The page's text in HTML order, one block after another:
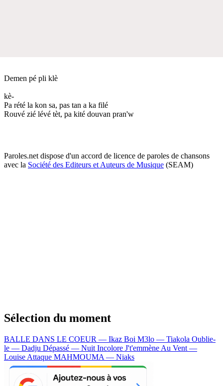
Demen pé pli klè
kè-
Pa rété la kon sa, pas tan a ka filé
Rouvé zié lévé tèt, pa kité douvan pran'w
Paroles.net dispose d'un accord de licence de paroles de chansons
avec la Société des Editeurs et Auteurs de Musique (SEAM)
Sélection du moment
BALLE DANS LE COEUR — Ikaz Boi M3lo — Tiakola Oublie-
le — Dadju Dépassé — Nuit Incolore J't'emmène Au Vent —
Louise Attaque MAHMOUMA — Niaks